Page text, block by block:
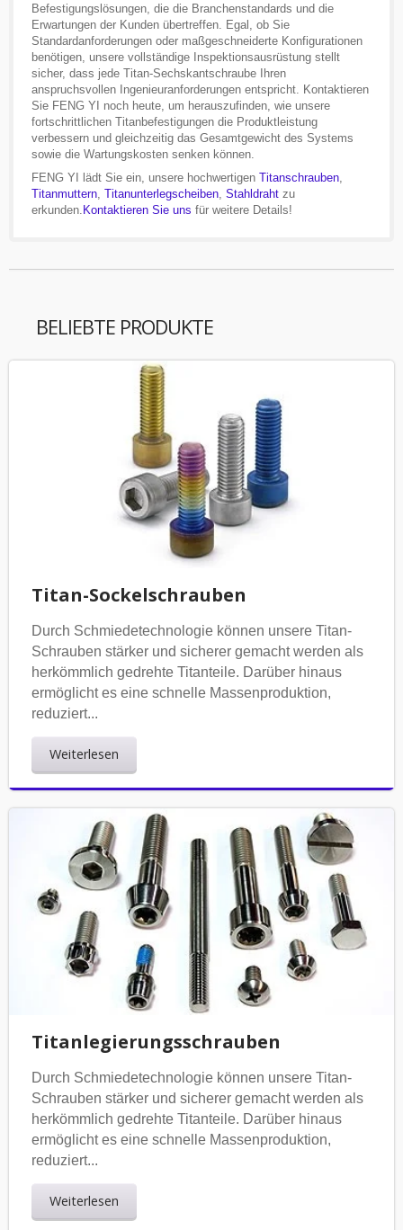
Befestigungslösungen, die die Branchenstandards und die
Erwartungen der Kunden übertreffen. Egal, ob Sie
Standardanforderungen oder maßgeschneiderte Konfigurationen
benötigen, unsere vollständige Inspektionsausrüstung stellt
sicher, dass jede Titan-Sechskantschraube Ihren
anspruchsvollen Ingenieuranforderungen entspricht. Kontaktieren
Sie FENG YI noch heute, um herauszufinden, wie unsere
fortschrittlichen Titanbefestigungen die Produktleistung
verbessern und gleichzeitig das Gesamtgewicht des Systems
sowie die Wartungskosten senken können.
FENG YI lädt Sie ein, unsere hochwertigen Titanschrauben,
Titanmuttern, Titanunterlegscheiben, Stahldraht zu
erkunden. Kontaktieren Sie uns für weitere Details!
BELIEBTE PRODUKTE
Titan-Sockelschrauben
Durch Schmiedetechnologie können unsere Titan-
Schrauben stärker und sicherer gemacht werden als
herkömmlich gedrehte Titanteile. Darüber hinaus
ermöglicht es eine schnelle Massenproduktion,
reduziert...
Weiterlesen
Titanlegierungsschrauben
Durch Schmiedetechnologie können unsere Titan-
Schrauben stärker und sicherer gemacht werden als
herkömmlich gedrehte Titanteile. Darüber hinaus
ermöglicht es eine schnelle Massenproduktion,
reduziert...
Weiterlesen